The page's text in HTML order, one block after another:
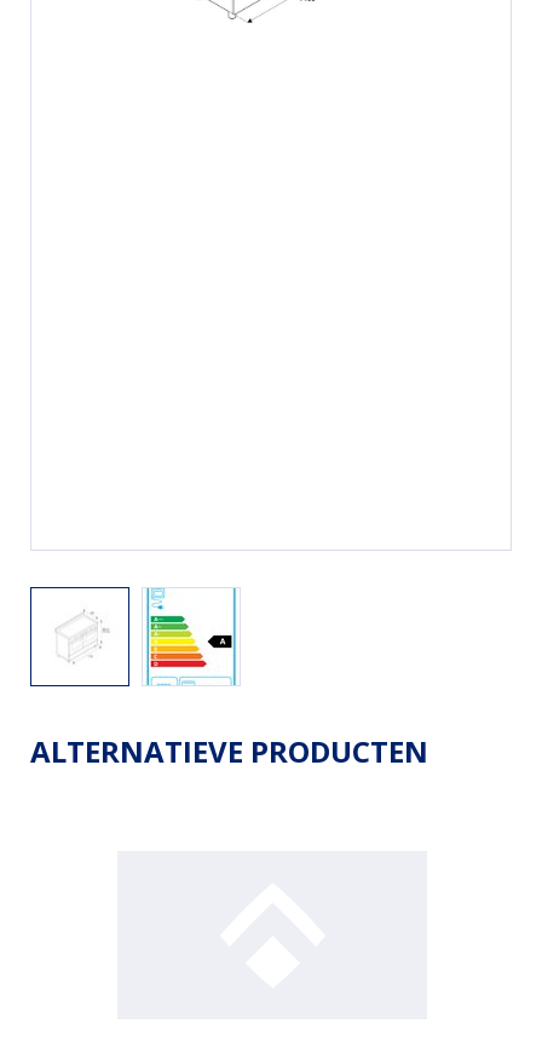
ALTERNATIEVE PRODUCTEN